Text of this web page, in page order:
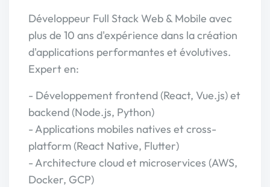
Développeur Full Stack Web & Mobile avec
plus de 10 ans d'expérience dans la création
d'applications performantes et évolutives.
Expert en:
- Développement frontend (React, Vue.js) et
backend (Node.js, Python)
- Applications mobiles natives et cross-
platform (React Native, Flutter)
- Architecture cloud et microservices (AWS,
Docker, GCP)